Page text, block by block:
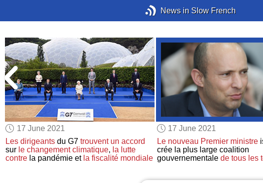
News in Slow French
17 June 2021
Les dirigeants du G7trouvent un accord
sur le changement climatique, la lutte
contre la pandémie et la fiscalité mondiale
17 June 2021
Le nouveau Premier ministre
crée la plus large coalition
gouvernementale de tous les